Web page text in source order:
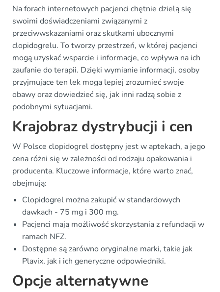
Na forach internetowych pacjenci chętnie dzielą się
swoimi doświadczeniami związanymi z
przeciwwskazaniami oraz skutkami ubocznymi
clopidogrelu. To tworzy przestrzeń, w której pacjenci
mogą uzyskać wsparcie i informacje, co wpływa na ich
zaufanie do terapii. Dzięki wymianie informacji, osoby
przyjmujące ten lek mogą lepiej zrozumieć swoje
obawy oraz dowiedzieć się, jak inni radzą sobie z
podobnymi sytuacjami.
Krajobraz dystrybucji i cen
W Polsce clopidogrel dostępny jest w aptekach, a jego
cena różni się w zależności od rodzaju opakowania i
producenta. Kluczowe informacje, które warto znać,
obejmują:
Clopidogrel można zakupić w standardowych
dawkach - 75 mg i 300 mg.
Pacjenci mają możliwość skorzystania z refundacji w
ramach NFZ.
Dostępne są zarówno oryginalne marki, takie jak
Plavix, jak i ich generyczne odpowiedniki.
Opcje alternatywne